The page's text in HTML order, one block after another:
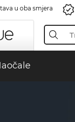
u oba smjera